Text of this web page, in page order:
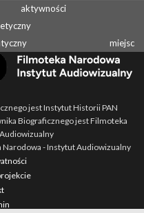
aktywności
miejsc
jest Instytut Historii PAN
Biograficznego jest Filmoteka
- Instytut Audiowizualny